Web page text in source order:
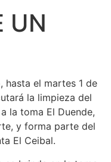
UN
hasta el martes 1 de
la limpieza del
la toma El Duende,
y forma parte del
El Ceibal.